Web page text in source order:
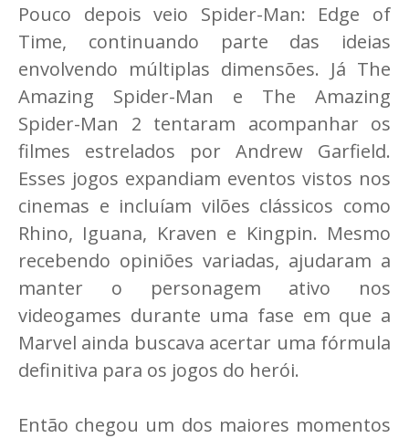
Pouco depois veio Spider-Man: Edge of
Time, continuando parte das ideias
envolvendo múltiplas dimensões. Já The
Amazing Spider-Man e The Amazing
Spider-Man 2 tentaram acompanhar os
filmes estrelados por Andrew Garfield.
Esses jogos expandiam eventos vistos nos
cinemas e incluíam vilões clássicos como
Rhino, Iguana, Kraven e Kingpin. Mesmo
recebendo opiniões variadas, ajudaram a
manter o personagem ativo nos
videogames durante uma fase em que a
Marvel ainda buscava acertar uma fórmula
definitiva para os jogos do herói.
Então chegou um dos maiores momentos